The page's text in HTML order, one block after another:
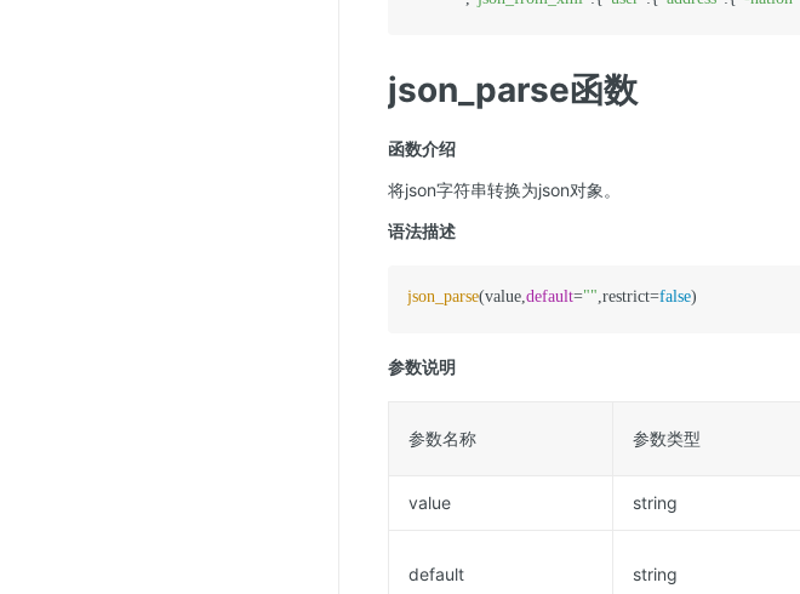
json_parse函数
函数介绍
将json字符串转换为json对象。
语法描述
json_parse(value,default="",restrict=false
参数说明
参数名称 参数类型
value string
default string